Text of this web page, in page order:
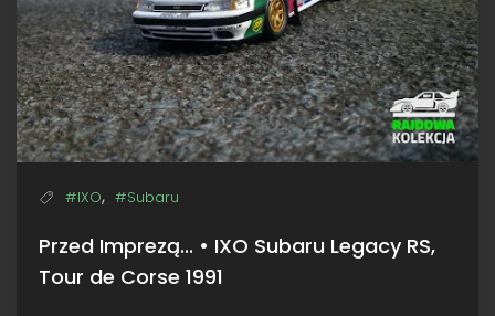
#IXO, #Subaru
Przed Imprezą... • IXO Subaru Legacy RS,
Tour de Corse 1991